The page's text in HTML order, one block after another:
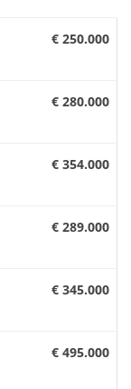
€ 250.000
€ 280.000
€ 354.000
€ 289.000
€ 345.000
€ 495.000